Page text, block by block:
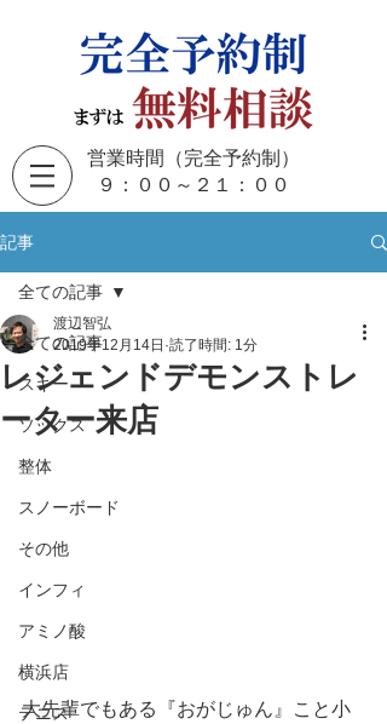
営業時間（完全予約制）
​９：００～２１：００
記事
全ての記事
スキー
ソックス
整体
スノーボード
その他
インフィ
アミノ酸
横浜店
テニス
全ての記事
レジェンドデモンストレ
ーター来店
渡辺智弘
2019年12月14日 読了時間: 1分
大先輩でもある『おがじゅん』こと小